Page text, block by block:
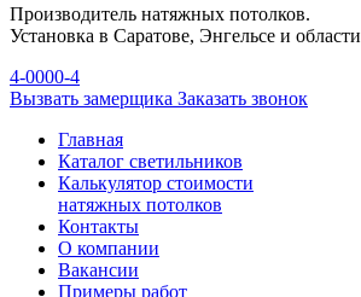
Производитель натяжных потолков.
Установка в Саратове, Энгельсе и области
4-0000-4
Вызвать замерщика Заказать звонок
Главная
Каталог светильников
Калькулятор стоимости
натяжных потолков
Контакты
О компании
Вакансии
Примеры работ